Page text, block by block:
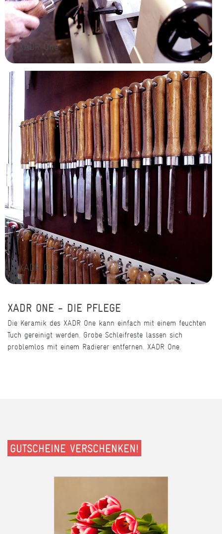
XADR One
XADR One
XADR ONE - DIE PFLEGE
Die Keramik des XADR One kann einfach mit einem feuchten
Tuch gereinigt werden. Grobe Schleifreste lassen sich
problemlos mit einem Radierer entfernen. XADR One.
GUTSCHEINE VERSCHENKEN!